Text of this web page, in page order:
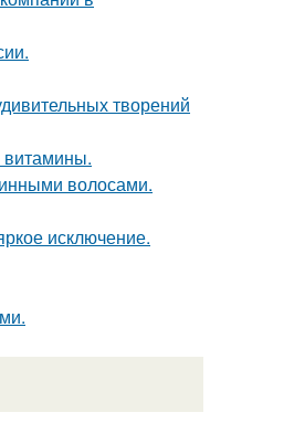
творений
витамины.
волосами.
исключение.